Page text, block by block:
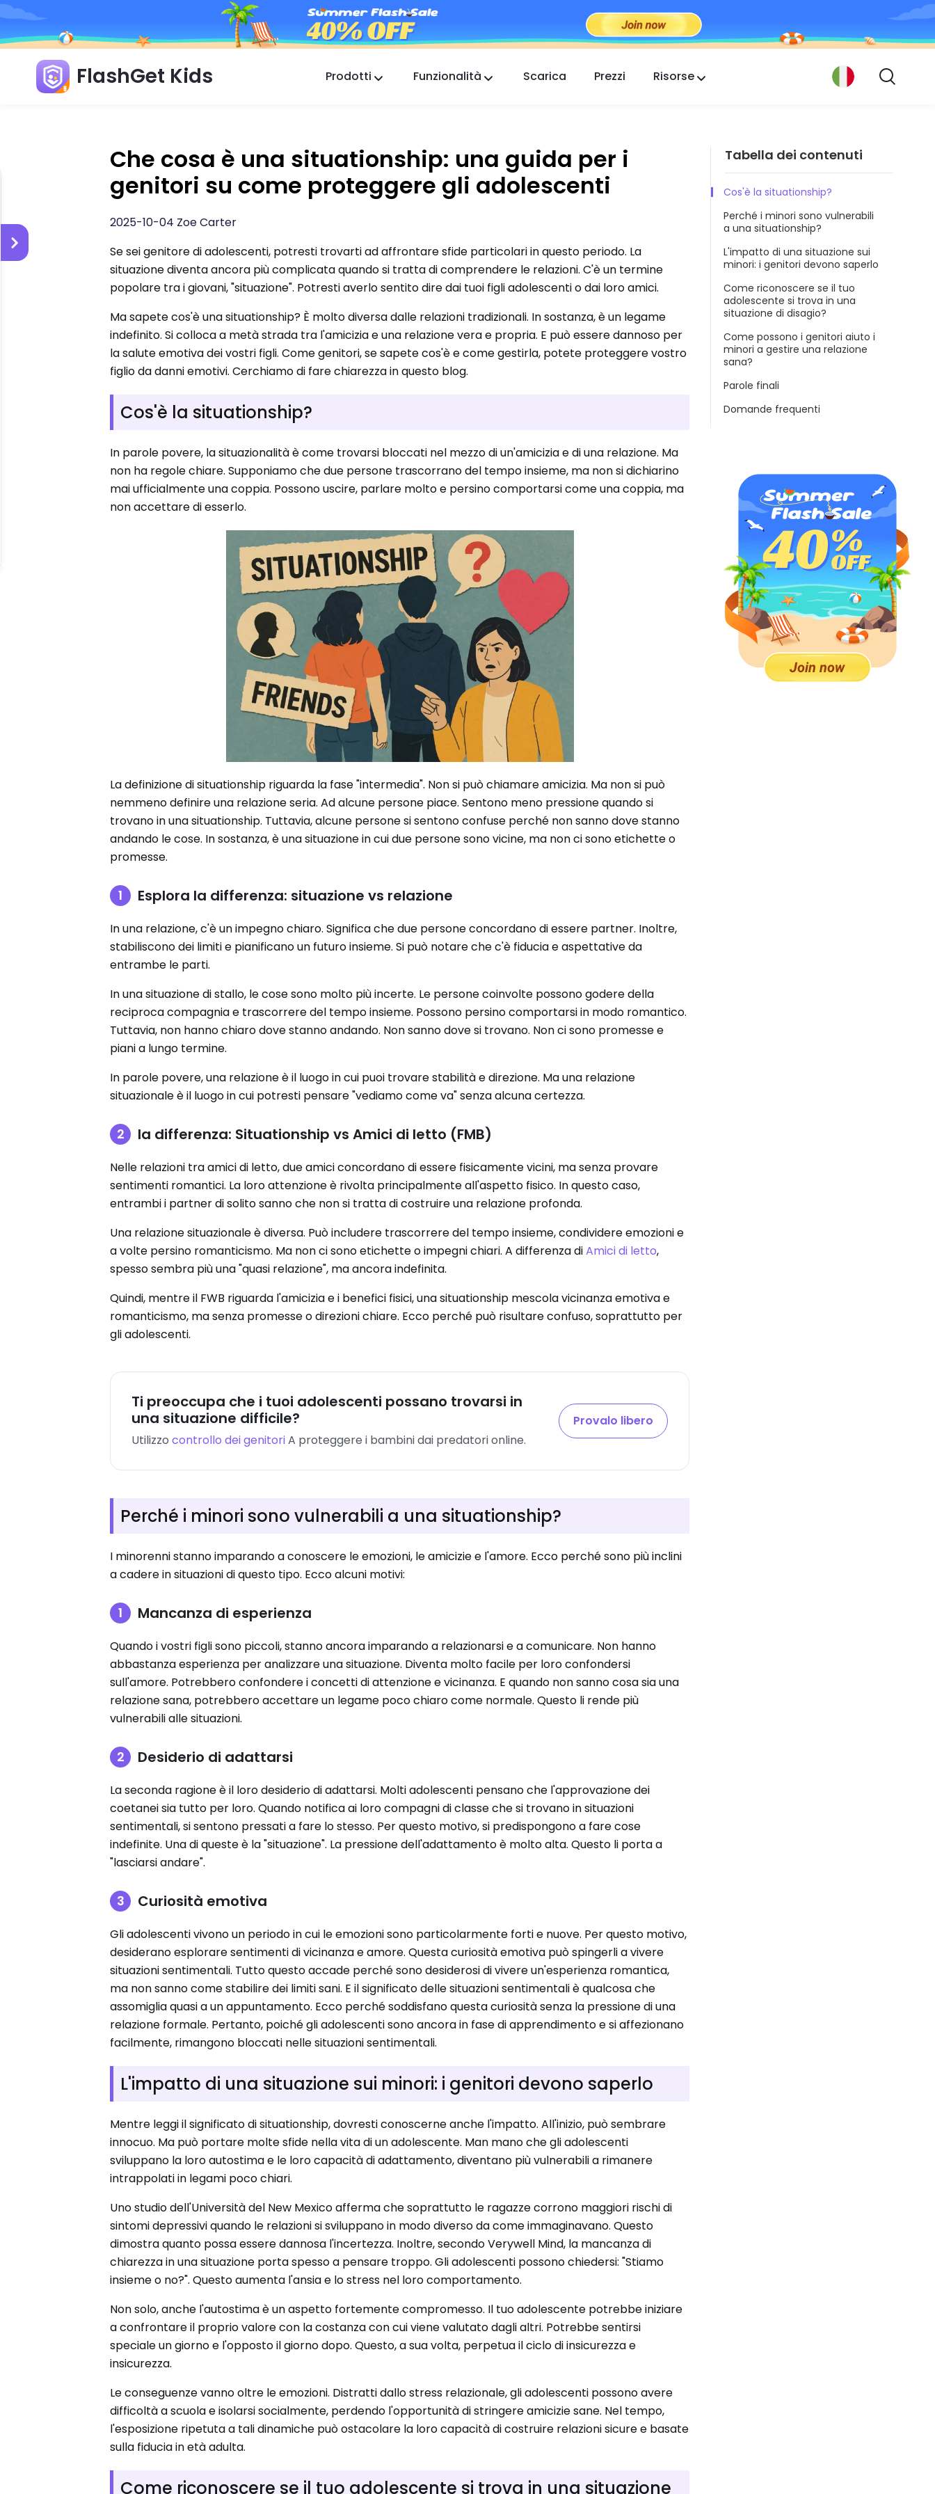
FlashGet Kids Prodotti
FlashGet Finder
La sicurezza antifurto del tuo telefono, la nostra
responsabilità.
Funzionalità Scarica Prezzi Risorse
Che cosa è una situationship: una guida per i
genitori su come proteggere gli adolescenti
2025-10-04 Zoe Carter
Se sei genitore di adolescenti, potresti trovarti ad affrontare sfide particolari in questo periodo. La
situazione diventa ancora più complicata quando si tratta di comprendere le relazioni. C'è un termine
popolare tra i giovani, "situazione". Potresti averlo sentito dire dai tuoi figli adolescenti o dai loro amici.
Ma sapete cos'è una situationship? È molto diversa dalle relazioni tradizionali. In sostanza, è un legame
indefinito. Si colloca a metà strada tra l'amicizia e una relazione vera e propria. E può essere dannoso per
la salute emotiva dei vostri figli. Come genitori, se sapete cos'è e come gestirla, potete proteggere vostro
figlio da danni emotivi. Cerchiamo di fare chiarezza in questo blog.
Cos'è la situationship?
In parole povere, la situazionalità è come trovarsi bloccati nel mezzo di un'amicizia e di una relazione. Ma
non ha regole chiare. Supponiamo che due persone trascorrano del tempo insieme, ma non si dichiarino
mai ufficialmente una coppia. Possono uscire, parlare molto e persino comportarsi come una coppia, ma
non accettare di esserlo.
La definizione di situationship riguarda la fase "intermedia". Non si può chiamare amicizia. Ma non si può
nemmeno definire una relazione seria. Ad alcune persone piace. Sentono meno pressione quando si
trovano in una situationship. Tuttavia, alcune persone si sentono confuse perché non sanno dove stanno
andando le cose. In sostanza, è una situazione in cui due persone sono vicine, ma non ci sono etichette o
promesse.
Esplora la differenza: situazione vs relazione
In una relazione, c'è un impegno chiaro. Significa che due persone concordano di essere partner. Inoltre,
stabiliscono dei limiti e pianificano un futuro insieme. Si può notare che c'è fiducia e aspettative da
entrambe le parti.
In una situazione di stallo, le cose sono molto più incerte. Le persone coinvolte possono godere della
reciproca compagnia e trascorrere del tempo insieme. Possono persino comportarsi in modo romantico.
Tuttavia, non hanno chiaro dove stanno andando. Non sanno dove si trovano. Non ci sono promesse e
piani a lungo termine.
In parole povere, una relazione è il luogo in cui puoi trovare stabilità e direzione. Ma una relazione
situazionale è il luogo in cui potresti pensare "vediamo come va" senza alcuna certezza.
la differenza: Situationship vs Amici di letto (FMB)
Nelle relazioni tra amici di letto, due amici concordano di essere fisicamente vicini, ma senza provare
sentimenti romantici. La loro attenzione è rivolta principalmente all'aspetto fisico. In questo caso,
entrambi i partner di solito sanno che non si tratta di costruire una relazione profonda.
Una relazione situazionale è diversa. Può includere trascorrere del tempo insieme, condividere emozioni e
a volte persino romanticismo. Ma non ci sono etichette o impegni chiari. A differenza diAmici di letto,
spesso sembra più una "quasi relazione", ma ancora indefinita.
Quindi, mentre il FWB riguarda l'amicizia e i benefici fisici, una situationship mescola vicinanza emotiva e
romanticismo, ma senza promesse o direzioni chiare. Ecco perché può risultare confuso, soprattutto per
gli adolescenti.
Ti preoccupa che i tuoi adolescenti possano trovarsi in
una situazione difficile?
Utilizzocontrollo dei genitoriA proteggere i bambini dai predatori online.
Provalo libero
Perché i minori sono vulnerabili a una situationship?
I minorenni stanno imparando a conoscere le emozioni, le amicizie e l'amore. Ecco perché sono più inclini
a cadere in situazioni di questo tipo. Ecco alcuni motivi:
Mancanza di esperienza
Quando i vostri figli sono piccoli, stanno ancora imparando a relazionarsi e a comunicare. Non hanno
abbastanza esperienza per analizzare una situazione. Diventa molto facile per loro confondersi
sull'amore. Potrebbero confondere i concetti di attenzione e vicinanza. E quando non sanno cosa sia una
relazione sana, potrebbero accettare un legame poco chiaro come normale. Questo li rende più
vulnerabili alle situazioni.
Desiderio di adattarsi
La seconda ragione è il loro desiderio di adattarsi. Molti adolescenti pensano che l'approvazione dei
coetanei sia tutto per loro. Quando notifica ai loro compagni di classe che si trovano in situazioni
sentimentali, si sentono pressati a fare lo stesso. Per questo motivo, si predispongono a fare cose
indefinite. Una di queste è la "situazione". La pressione dell'adattamento è molto alta. Questo li porta a
"lasciarsi andare".
Curiosità emotiva
Gli adolescenti vivono un periodo in cui le emozioni sono particolarmente forti e nuove. Per questo motivo,
desiderano esplorare sentimenti di vicinanza e amore. Questa curiosità emotiva può spingerli a vivere
situazioni sentimentali. Tutto questo accade perché sono desiderosi di vivere un'esperienza romantica,
ma non sanno come stabilire dei limiti sani. E il significato delle situazioni sentimentali è qualcosa che
assomiglia quasi a un appuntamento. Ecco perché soddisfano questa curiosità senza la pressione di una
relazione formale. Pertanto, poiché gli adolescenti sono ancora in fase di apprendimento e si affezionano
facilmente, rimangono bloccati nelle situazioni sentimentali.
L'impatto di una situazione sui minori: i genitori devono saperlo
Mentre leggi il significato di situationship, dovresti conoscerne anche l'impatto. All'inizio, può sembrare
innocuo. Ma può portare molte sfide nella vita di un adolescente. Man mano che gli adolescenti
sviluppano la loro autostima e le loro capacità di adattamento, diventano più vulnerabili a rimanere
intrappolati in legami poco chiari.
Uno studio dell'Università del New Mexico afferma che soprattutto le ragazze corrono maggiori rischi di
sintomi depressivi quando le relazioni si sviluppano in modo diverso da come immaginavano. Questo
dimostra quanto possa essere dannosa l'incertezza. Inoltre, secondo Verywell Mind, la mancanza di
chiarezza in una situazione porta spesso a pensare troppo. Gli adolescenti possono chiedersi: "Stiamo
insieme o no?". Questo aumenta l'ansia e lo stress nel loro comportamento.
Non solo, anche l'autostima è un aspetto fortemente compromesso. Il tuo adolescente potrebbe iniziare
a confrontare il proprio valore con la costanza con cui viene valutato dagli altri. Potrebbe sentirsi
speciale un giorno e l'opposto il giorno dopo. Questo, a sua volta, perpetua il ciclo di insicurezza e
insicurezza.
Le conseguenze vanno oltre le emozioni. Distratti dallo stress relazionale, gli adolescenti possono avere
difficoltà a scuola e isolarsi socialmente, perdendo l'opportunità di stringere amicizie sane. Nel tempo,
l'esposizione ripetuta a tali dinamiche può ostacolare la loro capacità di costruire relazioni sicure e basate
sulla fiducia in età adulta.
Come riconoscere se il tuo adolescente si trova in una situazione
Tabella dei contenuti
Cos'è la situationship?
Perché i minori sono vulnerabili
a una situationship?
L'impatto di una situazione sui
minori: i genitori devono saperlo
Come riconoscere se il tuo
adolescente si trova in una
situazione di disagio?
Come possono i genitori aiuto i
minori a gestire una relazione
sana?
Parole finali
Domande frequenti